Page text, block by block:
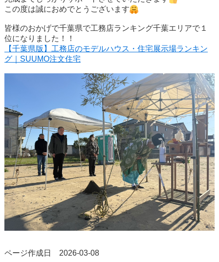
この度は誠におめでとうございます
皆様のおかげで千葉県で工務店ランキング千葉エリアで１
位になりました！！
【千葉県版】工務店のモデルハウス・住宅展示場ランキン
グ｜SUUMO注文住宅
ページ作成日 2026-03-08